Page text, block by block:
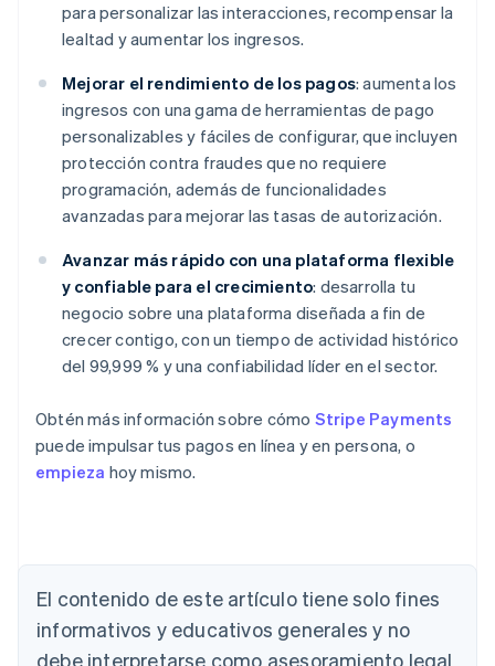
para personalizar las interacciones, recompensar la
lealtad y aumentar los ingresos.
Mejorar el rendimiento de los pagos: aumenta los
ingresos con una gama de herramientas de pago
personalizables y fáciles de configurar, que incluyen
protección contra fraudes que no requiere
programación, además de funcionalidades
avanzadas para mejorar las tasas de autorización.
Avanzar más rápido con una plataforma flexible
y confiable para el crecimiento: desarrolla tu
negocio sobre una plataforma diseñada a fin de
crecer contigo, con un tiempo de actividad histórico
del 99,999 % y una confiabilidad líder en el sector.
Obtén más información sobre cómo Stripe Payments
puede impulsar tus pagos en línea y en persona, o
empieza hoy mismo.
El contenido de este artículo tiene solo fines
informativos y educativos generales y no
debe interpretarse como asesoramiento legal
DeutschEnglish
Australia
English
Austria
DeutschEnglish